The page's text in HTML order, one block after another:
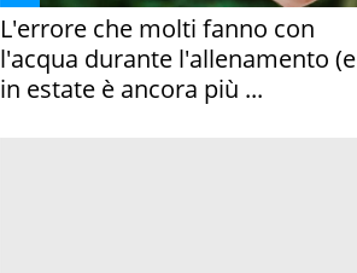
L'errore che molti fanno con
l'acqua durante l'allenamento (e
in estate è ancora più ...